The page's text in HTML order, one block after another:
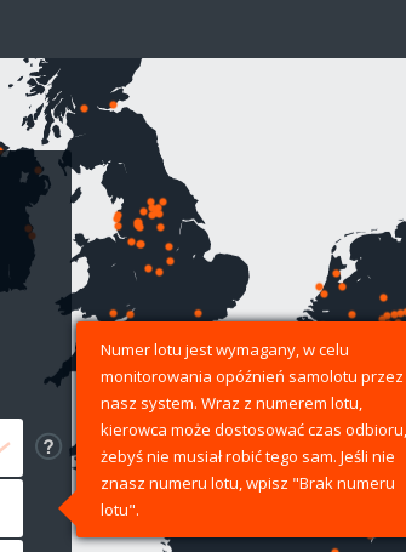
Numer lotu jest wymagany, w celu
monitorowania opóźnień samolotu przez
nasz system. Wraz z numerem lotu,
kierowca może dostosować czas odbioru,
żebyś nie musiał robić tego sam. Jeśli nie
znasz numeru lotu, wpisz "Brak numeru
lotu".